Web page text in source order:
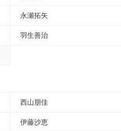
永瀬拓矢
羽生善治
西山朋佳
伊藤沙恵